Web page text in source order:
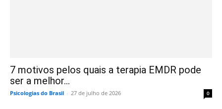
7 motivos pelos quais a terapia EMDR pode
ser a melhor...
Psicologias do Brasil - 27 de julho de 2026 0